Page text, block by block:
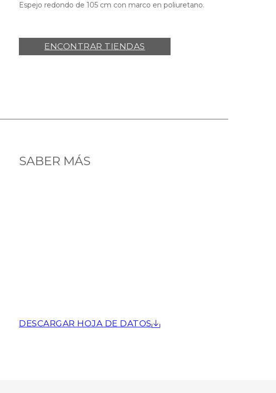
Espejo redondo de 105 cm con marco en poliuretano.
ENCONTRAR TIENDAS
SABER MÁS
DESCARGAR HOJA DE DATOS